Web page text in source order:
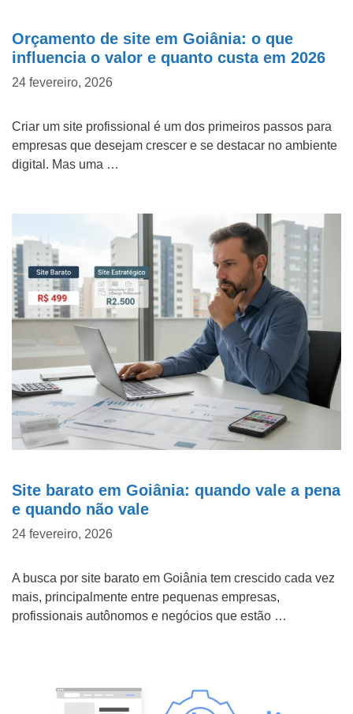
Orçamento de site em Goiânia: o que
influencia o valor e quanto custa em 2026
24 fevereiro, 2026
Criar um site profissional é um dos primeiros passos para
empresas que desejam crescer e se destacar no ambiente
digital. Mas uma …
Site barato em Goiânia: quando vale a pena
e quando não vale
24 fevereiro, 2026
A busca por site barato em Goiânia tem crescido cada vez
mais, principalmente entre pequenas empresas,
profissionais autônomos e negócios que estão …